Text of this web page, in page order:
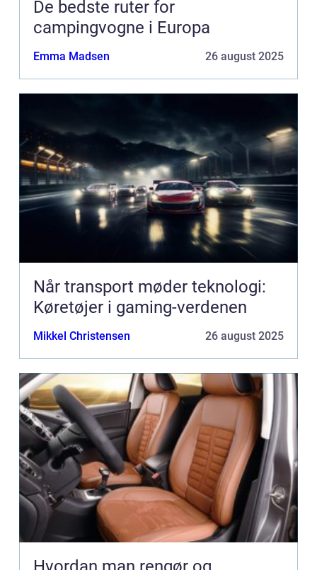
De bedste ruter for
campingvogne i Europa
Emma Madsen 26 august 2025
Når transport møder teknologi:
Køretøjer i gaming-verdenen
Mikkel Christensen 26 august 2025